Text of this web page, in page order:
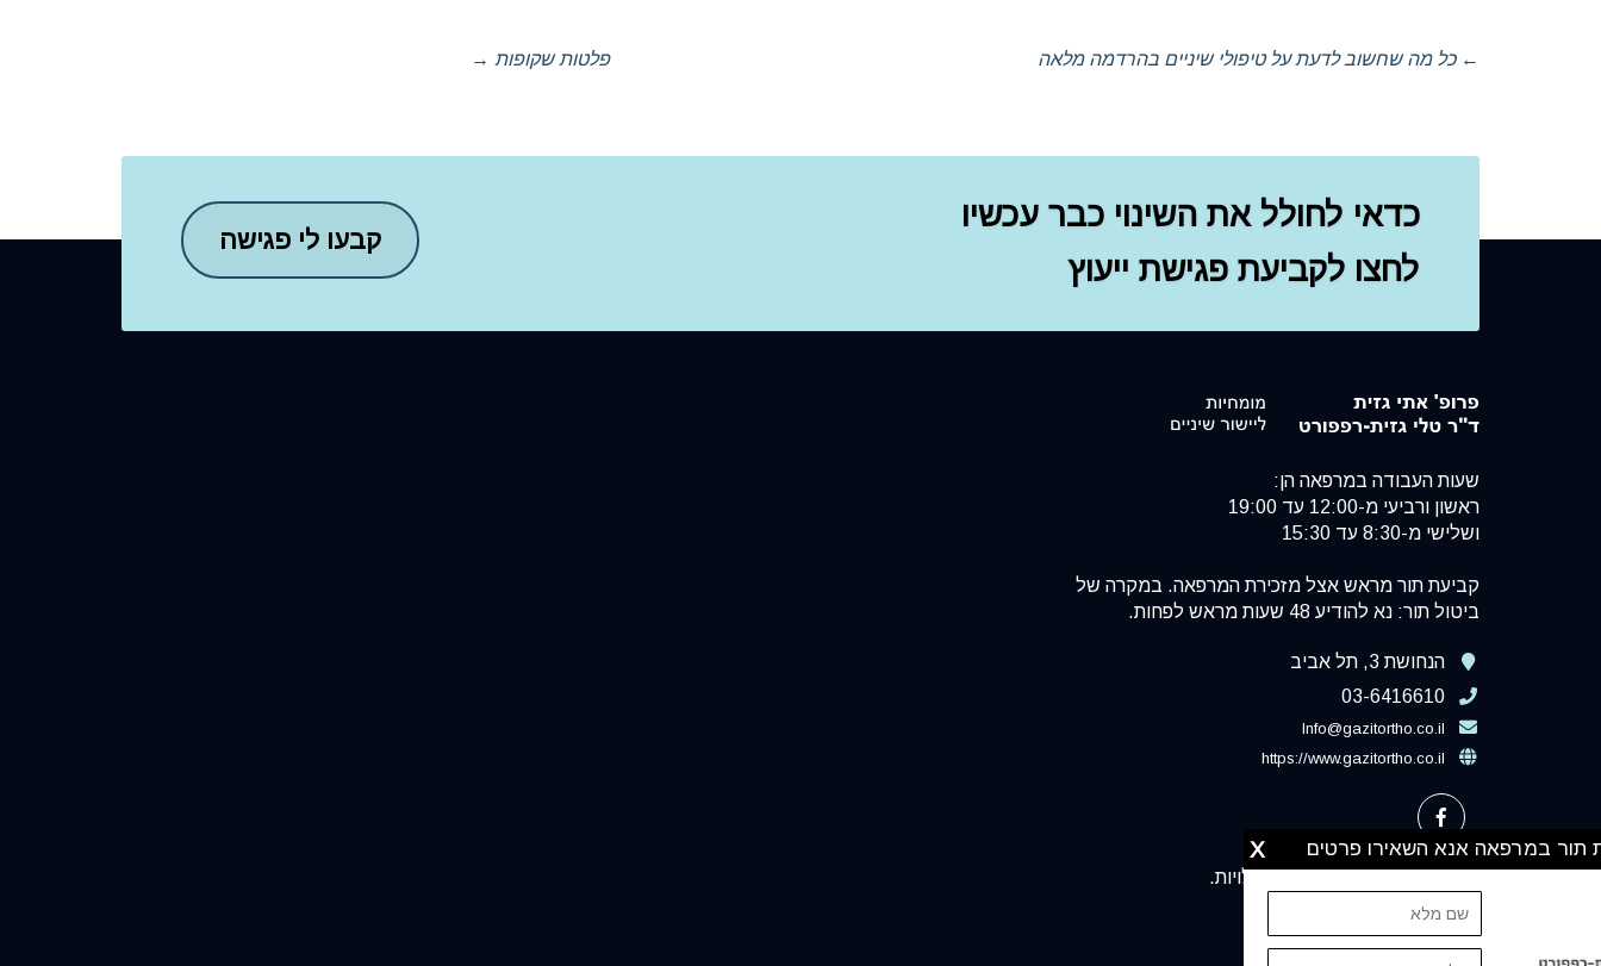
← כל מה שחשוב לדעת על טיפולי שיניים בהרדמה מלאה פלטות שקופות →
כדאי לחולל את השינוי כבר עכשיו
לחצו לקביעת פגישת ייעוץ
קבעו לי פגישה
שעות העבודה במרפאה הן:
ראשון ורביעי מ-12:00 עד 19:00
ושלישי מ-8:30 עד 15:30
קביעת תור מראש אצל מזכירת המרפאה. במקרה של
ביטול תור: נא להודיע 48 שעות מראש לפחות.
הנחושת 3, תל אביב
03-6416610
Info@gazitortho.co.il
https://www.gazitortho.co.il
המרפאה מונגשת לבעלי מוגבלויות.
מפת אתר
לקביעת תור במרפאה אנא השאירו פרטים